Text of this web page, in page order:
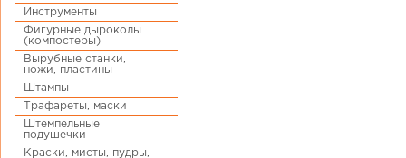
Инструменты
Фигурные дыроколы
(компостеры)
Вырубные станки,
ножи, пластины
Штампы
Трафареты, маски
Штемпельные
подушечки
Краски, мисты, пудры,